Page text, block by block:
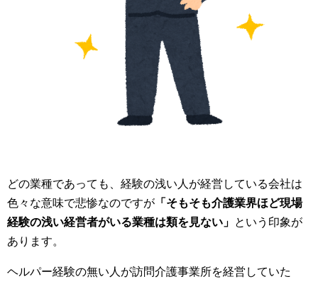
どの業種であっても、経験の浅い人が経営している会社は
色々な意味で悲惨なのですが 「そもそも介護業界ほど現場
経験の浅い経営者がいる業種は類を見ない」 という印象が
あります。
ヘルパー経験の無い人が訪問介護事業所を経営していた